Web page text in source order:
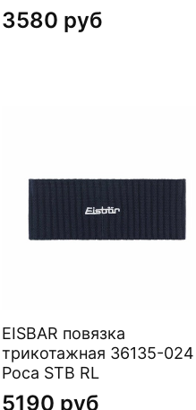
3580 руб
EISBAR повязка
трикотажная 36135-024
Poca STB RL
5190 руб